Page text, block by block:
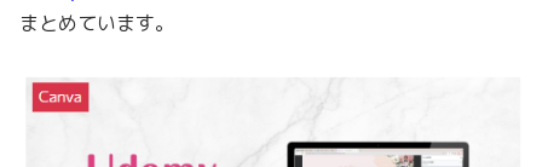
まとめています。